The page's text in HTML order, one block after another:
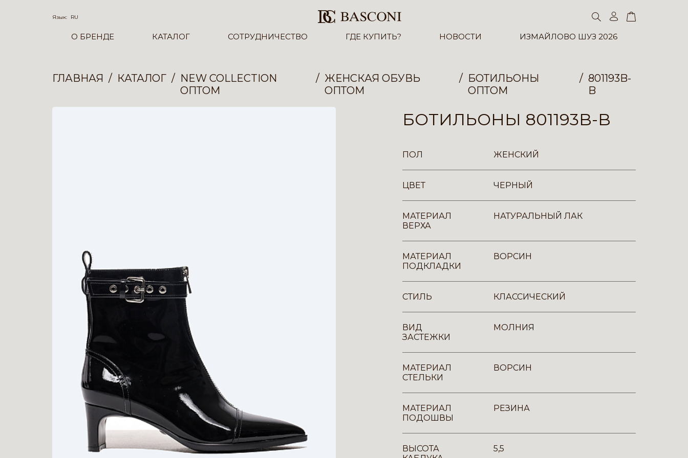
Язык: RU
О БРЕНДЕ КАТАЛОГ СОТРУДНИЧЕСТВО ГДЕ КУПИТЬ? НОВОСТИ ИЗМАЙЛОВО ШУЗ 2026
ГЛАВНАЯ КАТАЛОГ
NEW COLLECTION
ОПТОМ
ЖЕНСКАЯ ОБУВЬ
ОПТОМ
БОТИЛЬОНЫ
ОПТОМ
801193B-
B
БОТИЛЬОНЫ 801193B-B
ПОЛ ЖЕНСКИЙ
ЦВЕТ ЧЕРНЫЙ
МАТЕРИАЛ
ВЕРХА
НАТУРАЛЬНЫЙ ЛАК
МАТЕРИАЛ
ПОДКЛАДКИ
ВОРСИН
СТИЛЬ КЛАССИЧЕСКИЙ
ВИД
ЗАСТЕЖКИ
МОЛНИЯ
МАТЕРИАЛ
СТЕЛЬКИ
ВОРСИН
МАТЕРИАЛ
ПОДОШВЫ
РЕЗИНА
ВЫСОТА
5,5